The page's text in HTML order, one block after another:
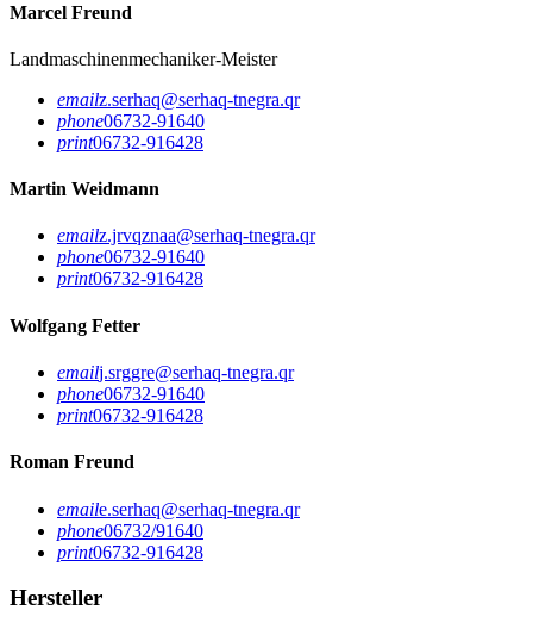
Marcel Freund
Landmaschinenmechaniker-Meister
emailz.serhaq@serhaq-tnegra.qr
phone06732-91640
print06732-916428
Martin Weidmann
emailz.jrvqznaa@serhaq-tnegra.qr
phone06732-91640
print06732-916428
Wolfgang Fetter
emailj.srggre@serhaq-tnegra.qr
phone06732-91640
print06732-916428
Roman Freund
emaile.serhaq@serhaq-tnegra.qr
phone06732/91640
print06732-916428
Hersteller